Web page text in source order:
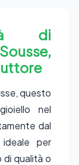
di
questo
nel
dal
per
di qualità o